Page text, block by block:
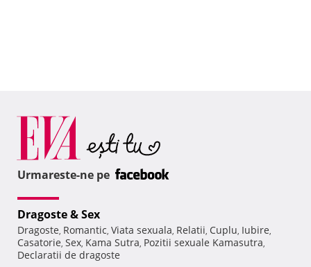
Urmareste-ne pe
Dragoste & Sex
Dragoste, Romantic, Viata sexuala, Relatii, Cuplu, Iubire,
Casatorie, Sex, Kama Sutra, Pozitii sexuale Kamasutra,
Declaratii de dragoste